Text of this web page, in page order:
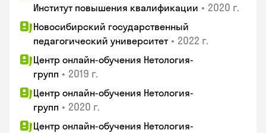
Институт повышения квалификации • 2020 г.
Новосибирский государственный
педагогический университет • 2022 г.
Центр онлайн-обучения Нетология-
групп • 2019 г.
Центр онлайн-обучения Нетология-
групп • 2020 г.
Центр онлайн-обучения Нетология-